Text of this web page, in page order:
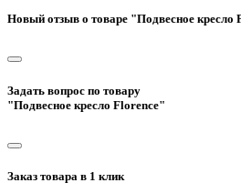
Новый отзыв о товаре "Подвесное кресло
Задать вопрос по товару
"Подвесное кресло Florence"
Заказ товара в 1 клик